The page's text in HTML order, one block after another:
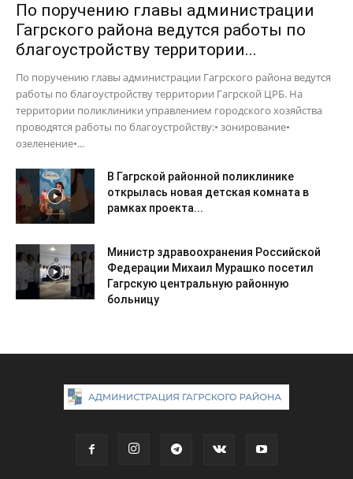
По поручению главы администрации
Гагрского района ведутся работы по
благоустройству территории...
По поручению главы администрации Гагрского района ведутся
работы по благоустройству территории Гагрской ЦРБ. На
территории поликлиники управлением городского хозяйства
проводятся работы по благоустройству:• зонирование•
озеленение•...
В Гагрской районной поликлинике
открылась новая детская комната в
рамках проекта...
Министр здравоохранения Российской
Федерации Михаил Мурашко посетил
Гагрскую центральную районную
больницу